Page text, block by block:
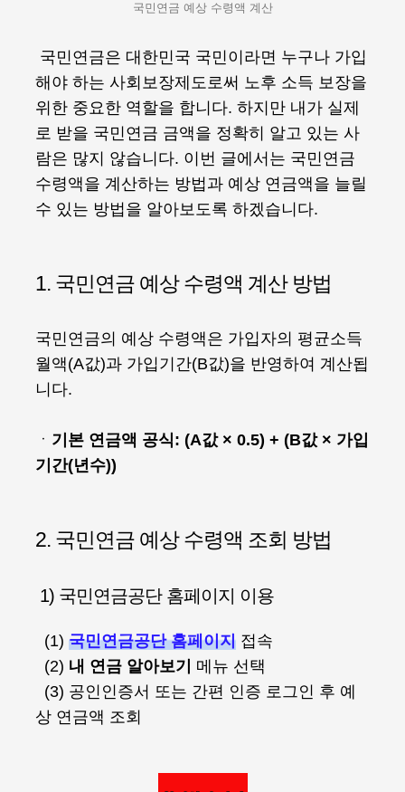
국민연금 예상 수령액 계산
국민연금은 대한민국 국민이라면 누구나 가입
해야 하는 사회보장제도로써 노후 소득 보장을
위한 중요한 역할을 합니다. 하지만 내가 실제
로 받을 국민연금 금액을 정확히 알고 있는 사
람은 많지 않습니다. 이번 글에서는 국민연금
수령액을 계산하는 방법과 예상 연금액을 늘릴
수 있는 방법을 알아보도록 하겠습니다.
1. 국민연금 예상 수령액 계산 방법
국민연금의 예상 수령액은 가입자의 평균소득
월액(A값)과 가입기간(B값)을 반영하여 계산됩
니다.
ㆍ 기본 연금액 공식: (A값 × 0.5) + (B값 × 가입
기간(년수))
2. 국민연금 예상 수령액 조회 방법
1) 국민연금공단 홈페이지 이용
(1) 국민연금공단 홈페이지 접속
(2) 내 연금 알아보기
메뉴 선택
(3) 공인인증서 또는 간편 인증 로그인 후 예
상 연금액 조회